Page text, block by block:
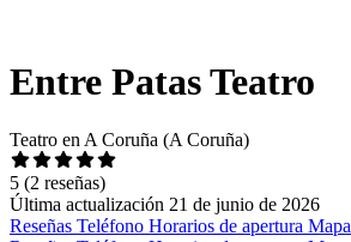
Entre Patas Teatro
Teatro en A Coruña (A Coruña)
5 (2 reseñas)
Última actualización 21 de junio de 2026
Reseñas Teléfono Horarios de apertura Mapa